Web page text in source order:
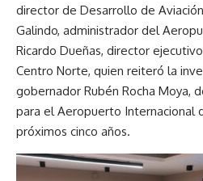
director de Desarrollo de
Galindo, administrador del
Ricardo Dueñas, director
Centro Norte, quien reiteró la
gobernador Rubén Rocha Moya,
para el Aeropuerto Internacional
próximos cinco años.